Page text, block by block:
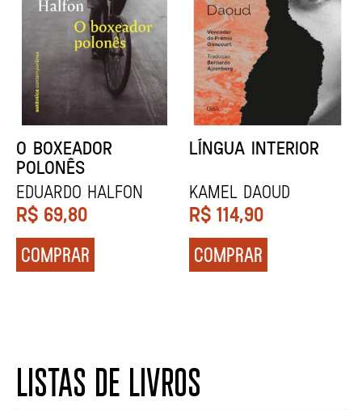
DENTES BRANCOS
Zadie Smith
R$ 129,90
COMPRAR
UCRÂNIA
Andrei Kurkov
R$ 139,90
COMPRAR
LISTAS DE LIVROS